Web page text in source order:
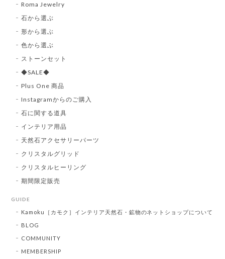
Roma Jewelry
石から選ぶ
形から選ぶ
色から選ぶ
ストーンセット
◆SALE◆
Plus One 商品
Instagramからのご購入
石に関する道具
インテリア用品
天然石アクセサリーパーツ
クリスタルグリッド
クリスタルヒーリング
期間限定販売
GUIDE
Kamoku［カモク］インテリア天然石・鉱物のネットショップについて
BLOG
COMMUNITY
MEMBERSHIP